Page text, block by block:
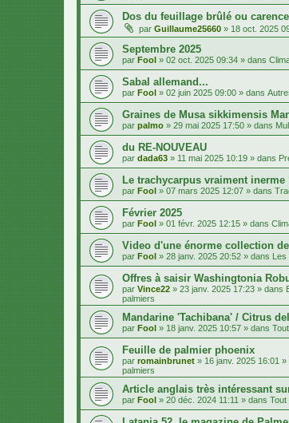
Dos du feuillage brûlé ou
par Guillaume25660 » 18 oct. 2025
Septembre 2025
par Fool » 02 oct. 2025 09:34 » dans
Sabal allemand...
par Fool » 02 juin 2025 09:00 » dans
Graines de Musa sikkimensis
par palmo » 29 mai 2025 17:50 » dans
du RE-NOUVEAU
par dada63 » 11 mai 2025 10:19 » dans
Le trachycarpus vraiment inerme
par Fool » 07 mars 2025 12:07 » dans
Février 2025
par Fool » 01 févr. 2025 12:15 » dans
Video d'une énorme collection
par Fool » 28 janv. 2025 20:52 » dans Les
Offres à saisir Washingtonia
par Vince22 » 23 janv. 2025 17:23 » dans
palmiers
Mandarine 'Tachibana' / Citrus
par Fool » 18 janv. 2025 10:57 » dans
Feuille de palmier phoenix
par romainbrunet » 16 janv. 2025 16:01 »
palmiers
Article anglais très intéressant
par Fool » 20 déc. 2024 11:11 » dans Tout